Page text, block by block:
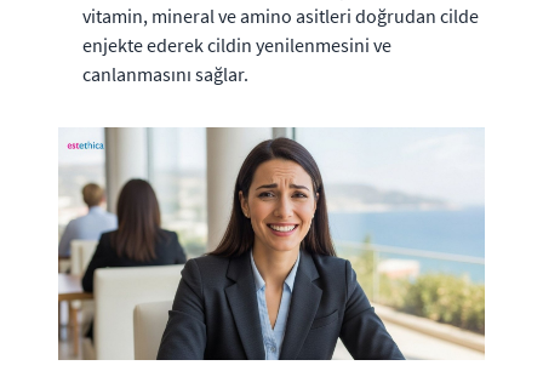
vitamin, mineral ve amino asitleri doğrudan cilde
enjekte ederek cildin yenilenmesini ve
canlanmasını sağlar.